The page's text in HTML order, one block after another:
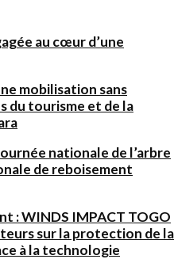
au cœur d’une
mobilisation sans
du tourisme et de la
nationale de l’arbre
de reboisement
: WINDS IMPACT TOGO
sur la protection de la
à la technologie